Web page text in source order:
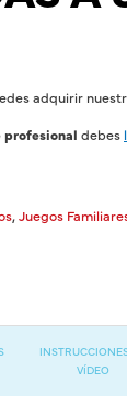
adquirir
debes
,Juegos
VÍDEO